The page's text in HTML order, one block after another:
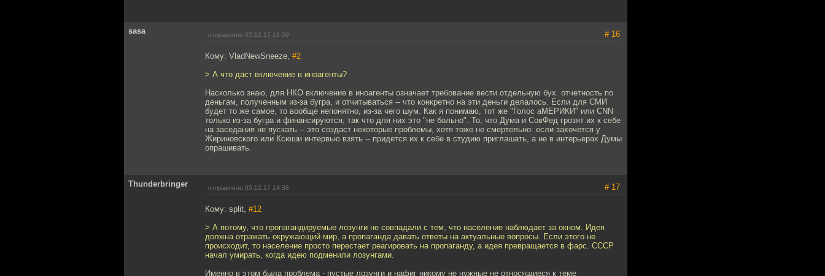
sasa отправлено 05.12.17 13:59 # 16
Кому: VladNewSneeze, #2
> А что даст включение в иноагенты?
Насколько знаю, для НКО включение в иноагенты означает требование вести отдельную бух. отчетность по
деньгам, полученным из-за бугра, и отчитываться -- что конкретно на эти деньги делалось. Если для СМИ
будет то же самое, то вообще непонятно, из-за чего шум. Как я понимаю, тот же "Голос аМЕРИКИ" или CNN
только из-за бугра и финансируются, так что для них это "не больно". То, что Дума и СовФед грозят их к себе
на заседания не пускать -- это создаст некоторые проблемы, хотя тоже не смертельно: если захочется у
Жириновского или Ксюши интервью взять -- придется их к себе в студию приглашать, а не в интерьерах Думы
опрашивать.
Thunderbringer отправлено 05.12.17 14:38 # 17
Кому: split, #12
> А потому, что пропагандируемые лозунги не совпадали с тем, что население наблюдает за окном. Идея
должна отражать окружающий мир, а пропаганда давать ответы на актуальные вопросы. Если этого не
происходит, то население просто перестает реагировать на пропаганду, а идея превращается в фарс. СССР
начал умирать, когда идею подменили лозунгами.
Именно в этом была проблема - пустые лозунги и нафиг никому не нужные не относящиеся к теме